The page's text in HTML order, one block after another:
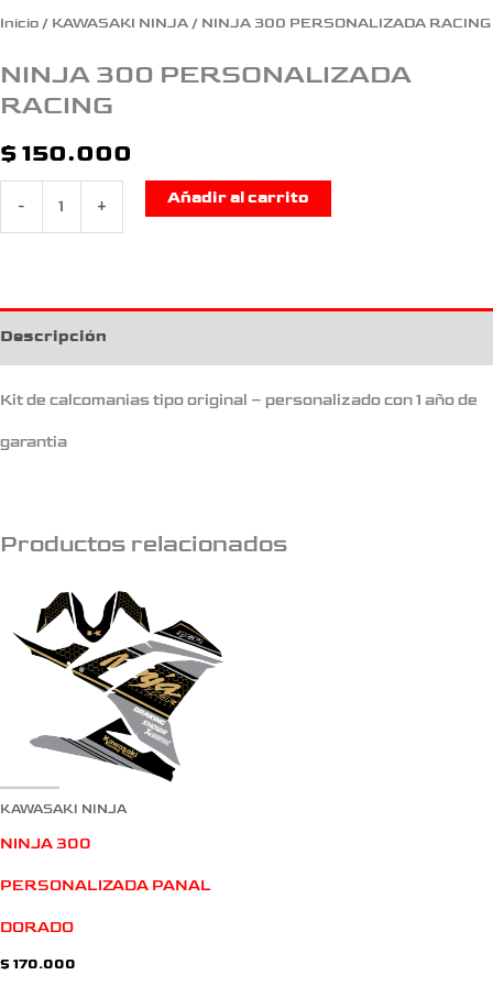
Inicio / KAWASAKI NINJA / NINJA 300 PERSONALIZADA RACING
NINJA 300 PERSONALIZADA
RACING
$ 150.000
- +
Añadir al carrito
Descripción
Kit de calcomanias tipo original – personalizado con 1 año de
garantia
Productos relacionados
KAWASAKI NINJA
NINJA 300
PERSONALIZADA PANAL
DORADO
$ 170.000